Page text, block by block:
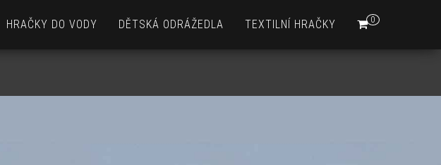
0
HRAČKY DO VODY DĚTSKÁ ODRÁŽEDLA TEXTILNÍ HRAČKY